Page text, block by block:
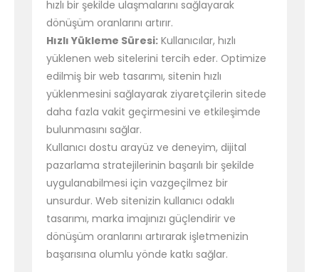
hızlı bir şekilde ulaşmalarını sağlayarak
dönüşüm oranlarını artırır.
Hızlı Yükleme Süresi: Kullanıcılar, hızlı
yüklenen web sitelerini tercih eder. Optimize
edilmiş bir web tasarımı, sitenin hızlı
yüklenmesini sağlayarak ziyaretçilerin sitede
daha fazla vakit geçirmesini ve etkileşimde
bulunmasını sağlar.
Kullanıcı dostu arayüz ve deneyim, dijital
pazarlama stratejilerinin başarılı bir şekilde
uygulanabilmesi için vazgeçilmez bir
unsurdur. Web sitenizin kullanıcı odaklı
tasarımı, marka imajınızı güçlendirir ve
dönüşüm oranlarını artırarak işletmenizin
başarısına olumlu yönde katkı sağlar.